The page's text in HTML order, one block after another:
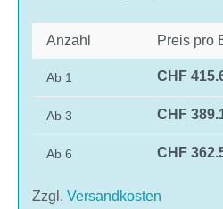
Anzahl Preis pro
Ab 1 CHF
Ab 3 CHF
Ab 6 CHF
Zzgl. Versandkosten